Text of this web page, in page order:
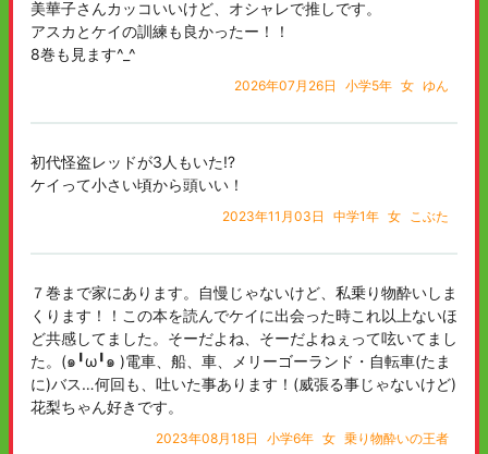
美華子さんカッコいいけど、オシャレで推しです。
アスカとケイの訓練も良かったー！！
8巻も見ます^_^
2026年07月26日 小学5年 女 ゆん
初代怪盗レッドが3人もいた⁉️
ケイって小さい頃から頭いい！
2023年11月03日 中学1年 女 こぶた
７巻まで家にあります。自慢じゃないけど、私乗り物酔いしま
くります！！この本を読んでケイに出会った時これ以上ないほ
ど共感してました。そーだよね、そーだよねぇって呟いてまし
た。(๑╹ω╹๑ )電車、船、車、メリーゴーランド・自転車(たま
に)バス…何回も、吐いた事あります！(威張る事じゃないけど)
花梨ちゃん好きです。
2023年08月18日 小学6年 女 乗り物酔いの王者